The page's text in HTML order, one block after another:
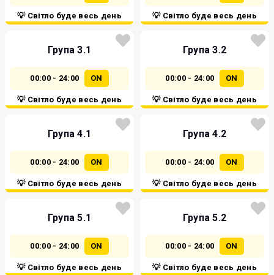
💡 Світло буде весь день 💡 Світло буде весь день
Група 3.1
00:00 - 24:00 ON
💡 Світло буде весь день
Група 3.2
00:00 - 24:00 ON
💡 Світло буде весь день
Група 4.1
00:00 - 24:00 ON
💡 Світло буде весь день
Група 4.2
00:00 - 24:00 ON
💡 Світло буде весь день
Група 5.1
00:00 - 24:00 ON
💡 Світло буде весь день
Група 5.2
00:00 - 24:00 ON
💡 Світло буде весь день